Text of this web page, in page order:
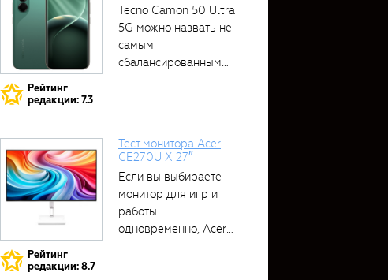
Рейтинг
редакции: 7.3
Tecno Camon 50 Ultra
5G можно назвать не
самым
сбалансированным
Рейтинг
редакции: 8.7
Тест монитора Acer
CE270U X 27″
Если вы выбираете
монитор для игр и
работы
одновременно, Acer